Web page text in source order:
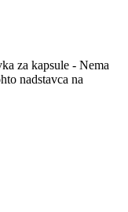
za kapsule - Nema
nadstavca na